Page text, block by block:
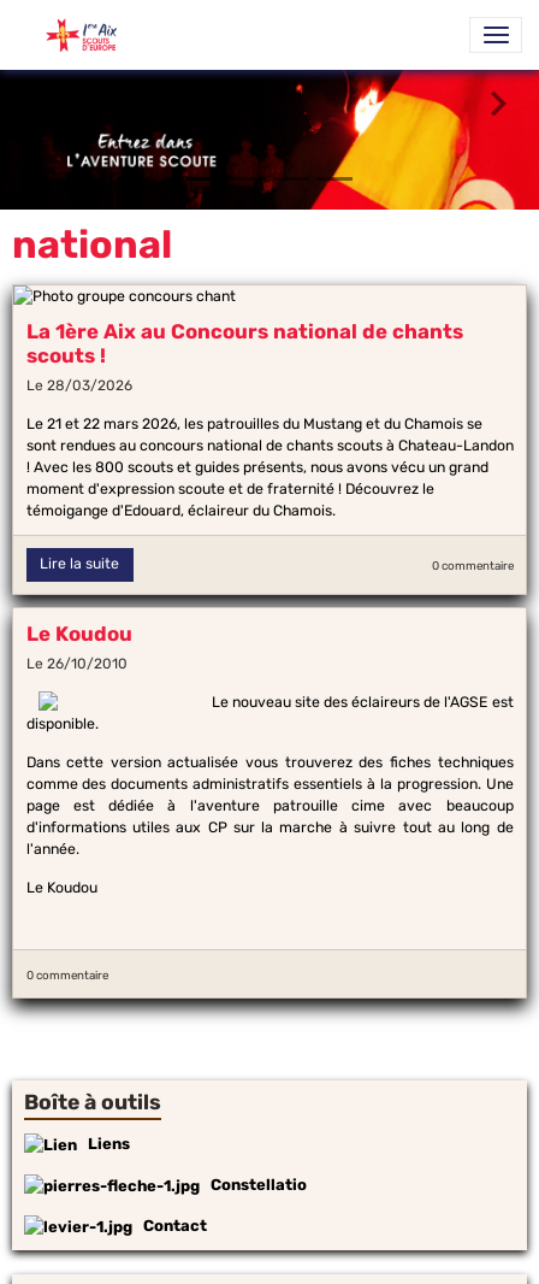
national
La 1ère Aix au Concours national de chants
scouts !
Le 28/03/2026
Le 21 et 22 mars 2026, les patrouilles du Mustang et du Chamois se
sont rendues au concours national de chants scouts à Chateau-Landon
! Avec les 800 scouts et guides présents, nous avons vécu un grand
moment d'expression scoute et de fraternité ! Découvrez le
témoigange d'Edouard, éclaireur du Chamois.
Lire la suite 0 commentaire
Le Koudou
Le 26/10/2010
Le nouveau site des éclaireurs de l'AGSE est
disponible.
Dans cette version actualisée vous trouverez des fiches techniques
comme des documents administratifs essentiels à la progression. Une
page est dédiée à l'aventure patrouille cime avec beaucoup
d'informations utiles aux CP sur la marche à suivre tout au long de
l'année.
Le Koudou
0 commentaire
Boîte à outils
Liens
Constellatio
Contact